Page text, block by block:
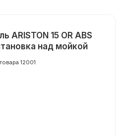
ARISTON 15 OR ABS
над мойкой
12001